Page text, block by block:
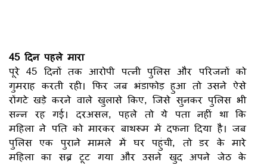
45 दिन पहले मारा
पूरे 45 दिनों तक आरोपी पत्नी पुलिस और परिजनों को
गुमराह करती रही। फिर जब भंडाफोड़ हुआ तो उसने ऐसे
रोंगटे खड़े करने वाले खुलासे किए, जिसे सुनकर पुलिस भी
सन्न रह गई। दरअसल, पहले तो ये पता नहीं था कि
महिला ने पति को मारकर बाथरूम में दफना दिया है। जब
पुलिस एक पुराने मामले में घर पहुंची, तो डर के मारे
महिला का सब्र टूट गया और उसने खुद अपने जेठ के